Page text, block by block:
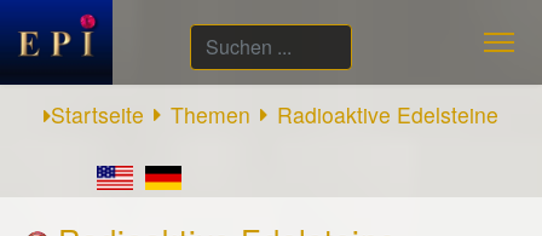
Suchen
...
Startseite
Themen Radioaktive Edelsteine